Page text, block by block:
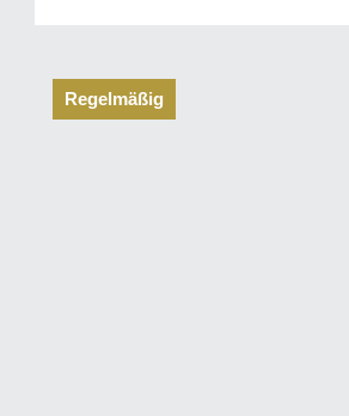
Regelmäßig